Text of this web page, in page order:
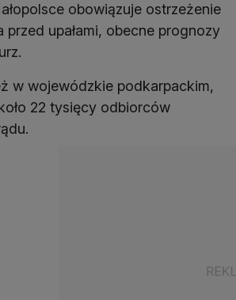
obowiązuje ostrzeżenie
przed upałami, obecne prognozy
w wojewódzkie podkarpackim,
22 tysięcy odbiorców